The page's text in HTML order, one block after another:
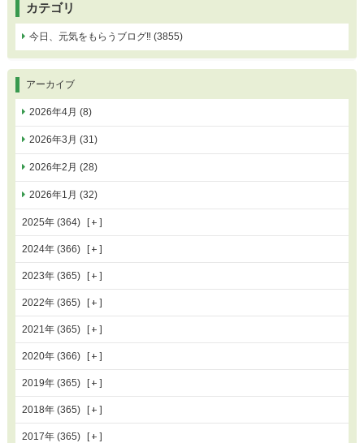
カテゴリ
今日、元気をもらうブログ‼ (3855)
アーカイブ
2026年4月 (8)
2026年3月 (31)
2026年2月 (28)
2026年1月 (32)
2025年 (364)
2024年 (366)
2023年 (365)
2022年 (365)
2021年 (365)
2020年 (366)
2019年 (365)
2018年 (365)
2017年 (365)